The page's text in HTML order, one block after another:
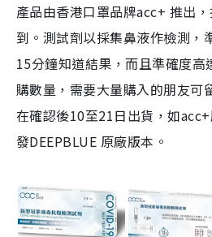
產品由香港口罩品牌acc+ 推出
到。測試劑以採集鼻液作檢測，
15分鐘知道結果，而且準確度
購數量，需要大量購入的朋友可
在確認後10至21日出貨，如
發DEEPBLUE 原廠版本。